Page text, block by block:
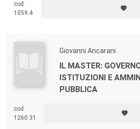
e candidati ai pubblici concorsi, ha
approfondimento agile, chiaro e completo
cod.
1059.4
Giovanni Ancarani
IL MASTER:
ISTITUZIONI E
PUBBLICA
cod.
1260.31